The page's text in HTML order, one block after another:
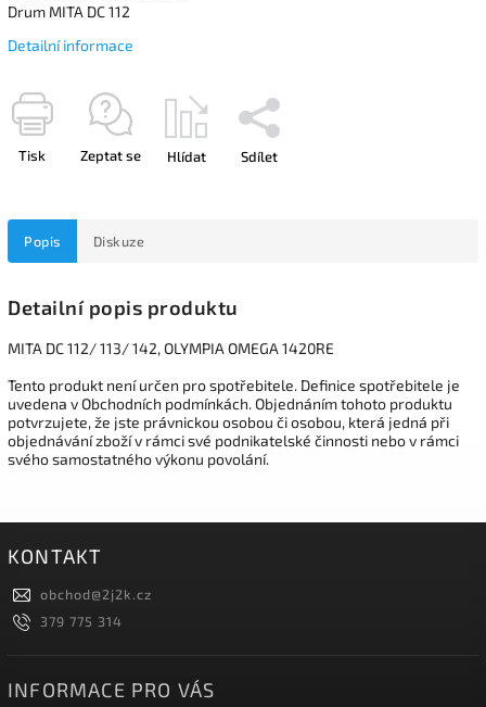
Drum MITA DC 112
Detailní informace
Tisk Zeptat se Hlídat Sdílet
Popis Diskuze
Detailní popis produktu
MITA DC 112/ 113/ 142, OLYMPIA OMEGA 1420RE
Tento produkt není určen pro spotřebitele. Definice spotřebitele je
uvedena v Obchodních podmínkách. Objednáním tohoto produktu
potvrzujete, že jste právnickou osobou či osobou, která jedná při
objednávání zboží v rámci své podnikatelské činnosti nebo v rámci
svého samostatného výkonu povolání.
KONTAKT
obchod@2j2k.cz
379 775 314
INFORMACE PRO VÁS